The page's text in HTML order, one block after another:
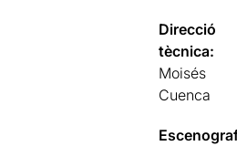
Direcció
tècnica:
Moisés
Cuenca